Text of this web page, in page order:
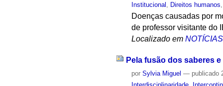
Institucional , Direitos humanos
Doenças causadas por
de professor visitante do
Localizado em NOTÍCIAS
Pela fusão dos saberes
porSylvia Miguel — publicado